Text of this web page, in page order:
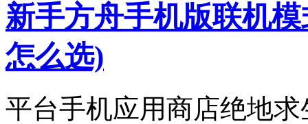
新手方舟手机版联机
怎么选)
平台手机应用商店绝地